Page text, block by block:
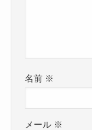
名前 ※
メール ※